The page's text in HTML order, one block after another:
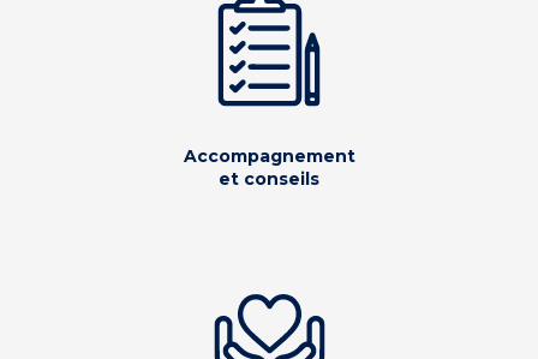
Accompagnement
et conseils